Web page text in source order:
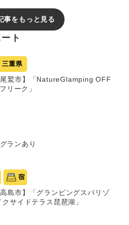
事をもっと見る
ト
三重県
尾鷲市】「NatureGlamping OFF
リーク」
ランあり
宿
高島市】「グランピングスパリゾ
サイドテラス琵琶湖」